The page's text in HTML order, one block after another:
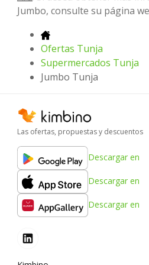
Jumbo, consulte su página
Ofertas Tunja
Supermercados Tunja
Jumbo Tunja
Las ofertas, propuestas y descuentos
Descargar en
Descargar en
Descargar en